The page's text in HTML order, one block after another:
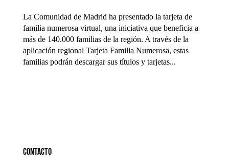
La Comunidad de Madrid ha presentado la tarjeta de
familia numerosa virtual, una iniciativa que beneficia a
más de 140.000 familias de la región. A través de la
aplicación regional Tarjeta Familia Numerosa, estas
familias podrán descargar sus títulos y tarjetas...
Contacto